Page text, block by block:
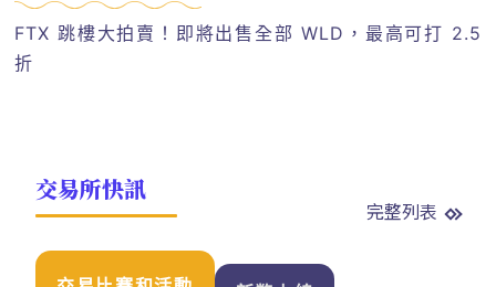
FTX 跳樓大拍賣！即將出售全部 WLD，最高可打 2.5
折
交易所快訊
完整列表